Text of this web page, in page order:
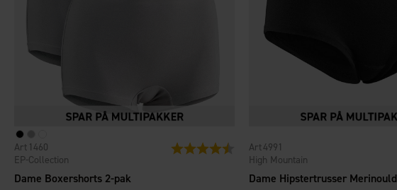
Dame Boxershorts 2-pak
EP-Collection
1460 Vurdering: 4.1 ud af 5 stjerner
Dame Hipstertrusser Merinould
High Mountain
4991